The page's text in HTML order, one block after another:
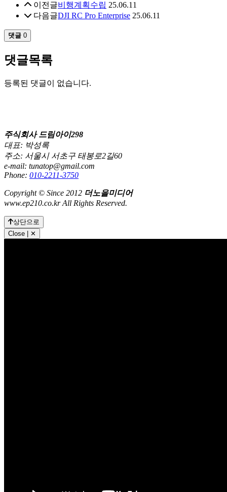
이전글비행계획수립 25.06.11
다음글DJI RC Pro Enterprise 25.06.11
댓글 0
댓글목록
등록된 댓글이 없습니다.
주식회사 드림아이298
대표: 박성록
주소: 서울시 서초구 태봉로2길60
e-mail: tunatop@gmail.com
Phone: 010-2211-3750
Copyright © Since 2012 더노을미디어
www.ep210.co.kr All Rights Reserved.
상단으로
Close | ✕